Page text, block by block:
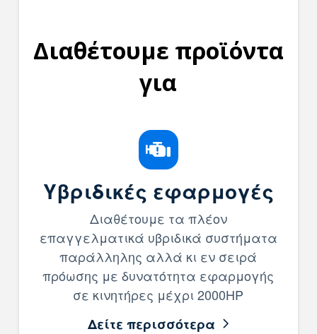
Διαθέτουμε προϊόντα
για
Υβριδικές εφαρμογές
Διαθέτουμε τα πλέον
επαγγελματικά υβριδικά συστήματα
παράλληλης αλλά κι εν σειρά
πρόωσης με δυνατότητα εφαρμογής
σε κινητήρες μέχρι 2000HP
Δείτε περισσότερα